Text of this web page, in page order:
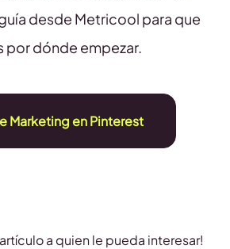
desde Metricool para que
por dónde empezar.
Marketing en Pinterest
a quien le pueda interesar!